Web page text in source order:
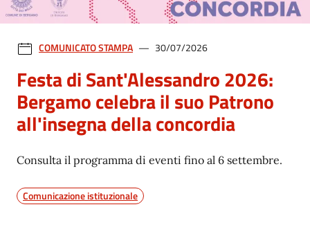
COMUNICATO STAMPA 30/07/2026
Festa di Sant'Alessandro 2026:
Bergamo celebra il suo Patrono
all'insegna della concordia
Consulta il programma di eventi fino al 6 settembre.
Comunicazione istituzionale